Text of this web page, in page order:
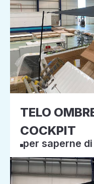
TELO
COCKPIT
per saperne